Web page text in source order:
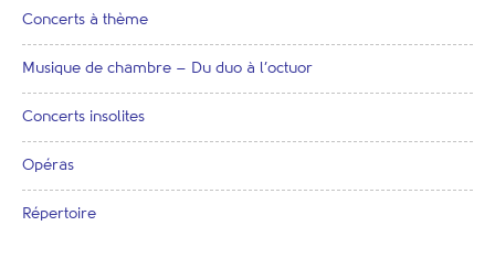
Concerts à thème
Musique de chambre – Du duo à l’octuor
Concerts insolites
Opéras
Répertoire